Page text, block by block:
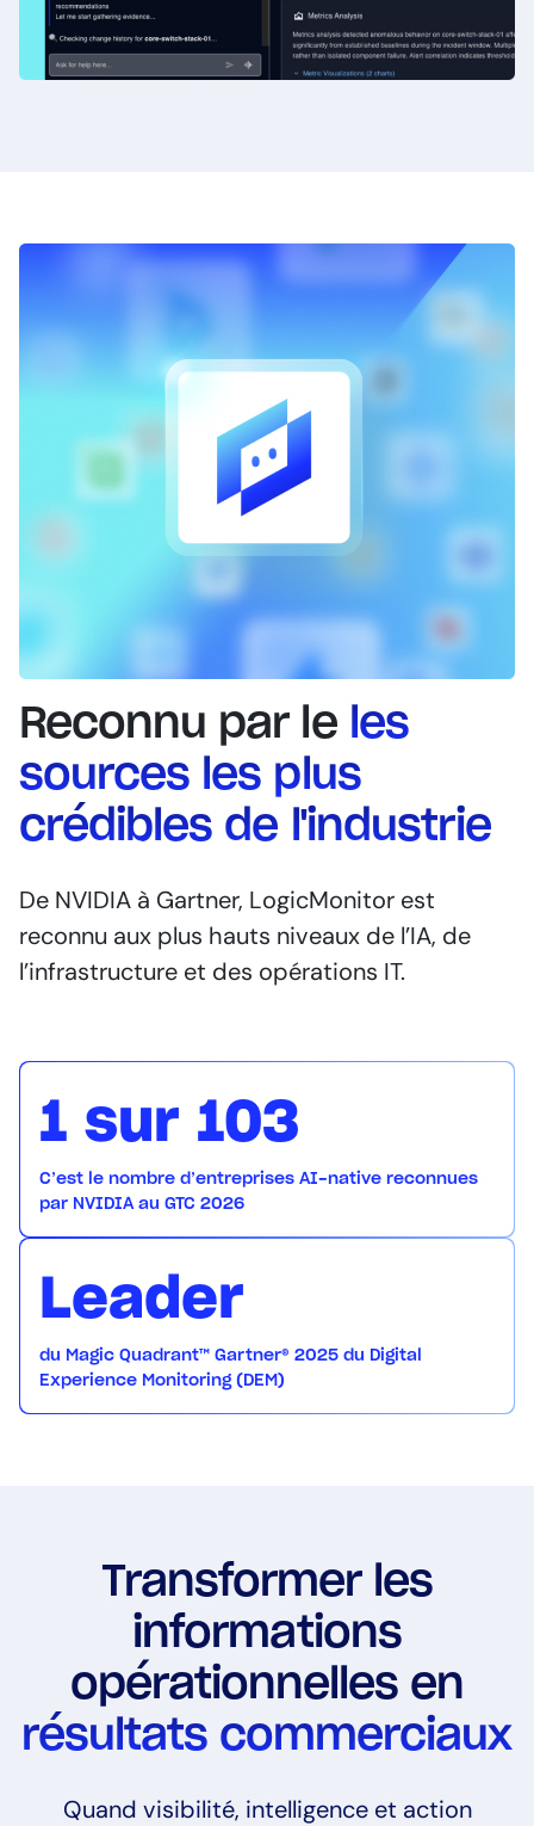
Reconnu par le les
sources les plus
crédibles de l'industrie
De NVIDIA à Gartner, LogicMonitor est
reconnu aux plus hauts niveaux de l’IA, de
l’infrastructure et des opérations IT.
1 sur 103
C’est le nombre d’entreprises AI-native reconnues
par NVIDIA au GTC 2026
Leader
du Magic Quadrant™ Gartner® 2025 du Digital
Experience Monitoring (DEM)
Transformer les
informations
opérationnelles en
résultats commerciaux
Quand visibilité, intelligence et action